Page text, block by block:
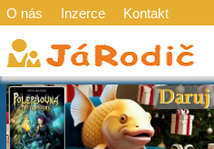
O nás Inzerce Kontakt